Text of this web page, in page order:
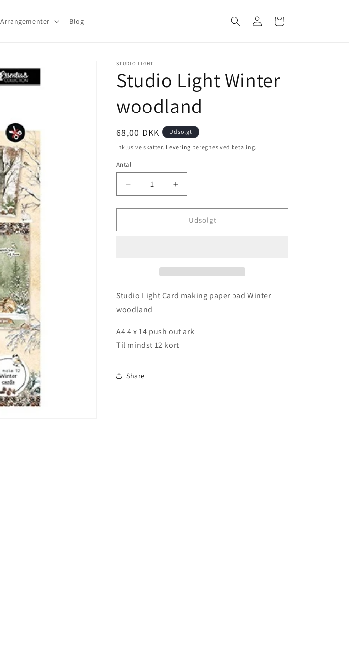
Arrangementer Blog
Log
ind
Indkøbskurv
STUDIO LIGHT
Studio Light Winter
woodland
68,00 DKK Udsolgt
Inklusive skatter. Levering beregnes ved betaling.
Antal
Udsolgt
Studio Light Card making paper pad Winter
woodland
A4 4 x 14 push out ark
Til mindst 12 kort
Share